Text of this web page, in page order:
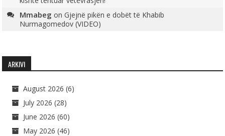
Mmabeg onGjejnë pikën e dobët të Khabib
Nurmagomedov (VIDEO)
ARKIVI
August 2026 (6)
July 2026 (28)
June 2026 (60)
May 2026 (46)